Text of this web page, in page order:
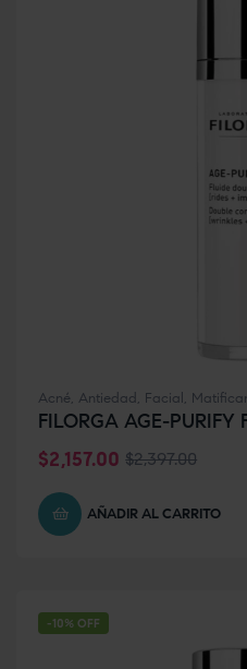
Acné, Antiedad, Facial,
FILORGA AGE-PURIFY
$2,397.00
$2,157.00
AÑADIR AL CARRITO
-10% OFF